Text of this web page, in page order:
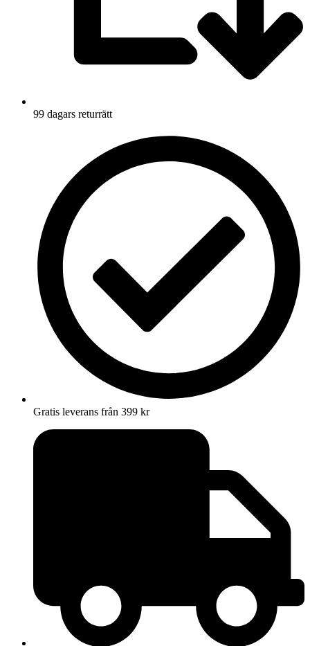
99 dagars returrätt
Gratis leverans från 399 kr